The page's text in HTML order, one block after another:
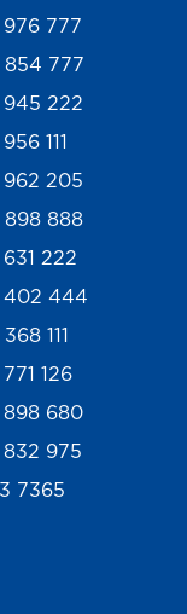
777
777
222
111
205
888
222
402 444
111
126
680
975
7365